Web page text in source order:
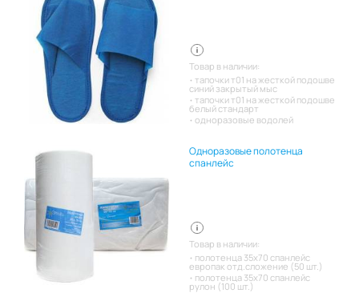
Товар в наличии:
тапочки т01 на жесткой подошве
синий закрытый мыс
тапочки т01 на жесткой подошве
белый стандарт
одноразовые водолей
Одноразовые полотенца
спанлейс
Товар в наличии:
полотенца 35х70 спанлейс
европак отд.сложение (50 шт.)
полотенца 35х70 спанлейс
рулон (100 шт.)